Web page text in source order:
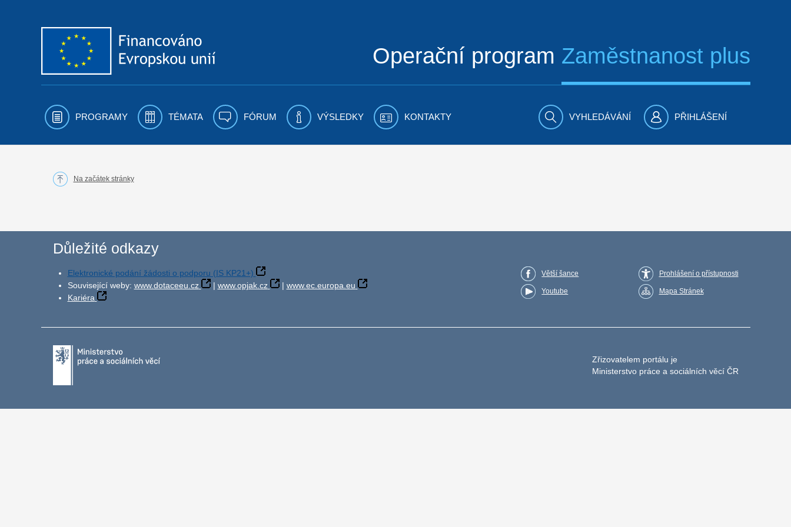
Operační program Zaměstnanost plus
PROGRAMY TÉMATA FÓRUM VÝSLEDKY KONTAKTY VYHLEDÁVÁNÍ PŘIHLÁŠENÍ
Na začátek stránky
Důležité odkazy
Elektronické podání žádosti o podporu (IS KP21+)
Související weby: www.dotaceeu.cz | www.opjak.cz | www.ec.europa.eu
Kariéra
Větší šance
Youtube
Prohlášení o přístupnosti
Mapa Stránek
Zřizovatelem portálu je
Ministerstvo práce a sociálních věcí ČR